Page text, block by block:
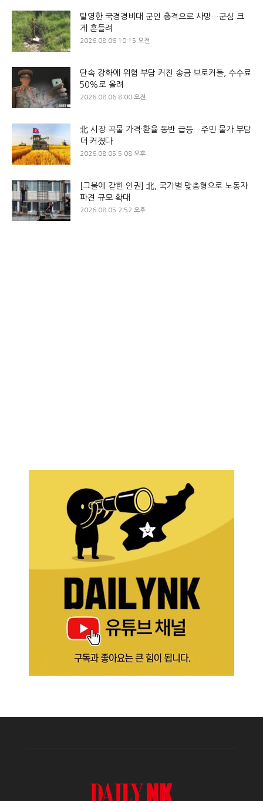
탈영한 국경경비대 군인 총격으로 사망…군심 크
게 흔들려
2026.08.06 10:15 오전
단속 강화에 위험 부담 커진 송금 브로커들, 수수료
50%로 올려
2026.08.06 8:00 오전
北 시장 곡물 가격·환율 동반 급등…주민 물가 부담
더 커졌다
2026.08.05 5:08 오후
[그물에 갇힌 인권] 北, 국가별 맞춤형으로 노동자
파견 규모 확대
2026.08.05 2:52 오후